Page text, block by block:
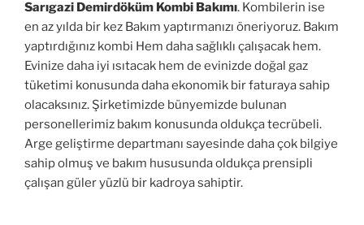
Sarıgazi Demirdöküm Kombi Bakımı. Kombilerin ise
en az yılda bir kez Bakım yaptırmanızı öneriyoruz. Bakım
yaptırdığınız kombi Hem daha sağlıklı çalışacak hem.
Evinize daha iyi ısıtacak hem de evinizde doğal gaz
tüketimi konusunda daha ekonomik bir faturaya sahip
olacaksınız. Şirketimizde bünyemizde bulunan
personellerimiz bakım konusunda oldukça tecrübeli.
Arge geliştirme departmanı sayesinde daha çok bilgiye
sahip olmuş ve bakım hususunda oldukça prensipli
çalışan güler yüzlü bir kadroya sahiptir.